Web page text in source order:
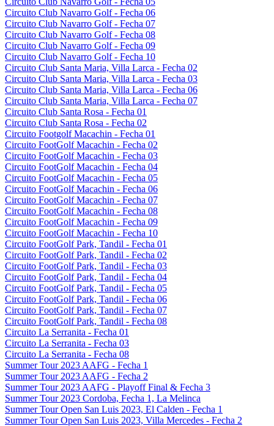
Circuito Club Navarro Golf - Fecha 06
Circuito Club Navarro Golf - Fecha 07
Circuito Club Navarro Golf - Fecha 08
Circuito Club Navarro Golf - Fecha 09
Circuito Club Navarro Golf - Fecha 10
Circuito Club Santa Maria, Villa Larca - Fecha 02
Circuito Club Santa Maria, Villa Larca - Fecha 03
Circuito Club Santa Maria, Villa Larca - Fecha 06
Circuito Club Santa Maria, Villa Larca - Fecha 07
Circuito Club Santa Rosa - Fecha 01
Circuito Club Santa Rosa - Fecha 02
Circuito Footgolf Macachin - Fecha 01
Circuito FootGolf Macachin - Fecha 02
Circuito FootGolf Macachin - Fecha 03
Circuito FootGolf Macachin - Fecha 04
Circuito FootGolf Macachin - Fecha 05
Circuito FootGolf Macachin - Fecha 06
Circuito FootGolf Macachin - Fecha 07
Circuito FootGolf Macachin - Fecha 08
Circuito FootGolf Macachin - Fecha 09
Circuito FootGolf Macachin - Fecha 10
Circuito FootGolf Park, Tandil - Fecha 01
Circuito FootGolf Park, Tandil - Fecha 02
Circuito FootGolf Park, Tandil - Fecha 03
Circuito FootGolf Park, Tandil - Fecha 04
Circuito FootGolf Park, Tandil - Fecha 05
Circuito FootGolf Park, Tandil - Fecha 06
Circuito FootGolf Park, Tandil - Fecha 07
Circuito FootGolf Park, Tandil - Fecha 08
Circuito La Serranita - Fecha 01
Circuito La Serranita - Fecha 03
Circuito La Serranita - Fecha 08
Summer Tour 2023 AAFG - Fecha 1
Summer Tour 2023 AAFG - Fecha 2
Summer Tour 2023 AAFG - Playoff Final & Fecha 3
Summer Tour 2023 Cordoba, Fecha 1, La Melinca
Summer Tour Open San Luis 2023, El Calden - Fecha 1
Summer Tour Open San Luis 2023, Villa Mercedes - Fecha 2